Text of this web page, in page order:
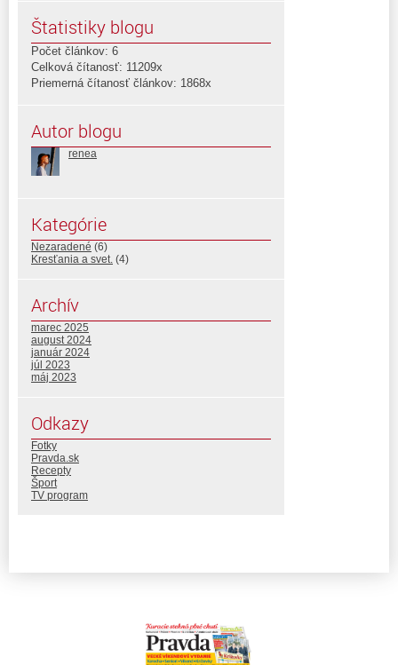
Štatistiky blogu
Počet článkov: 6
Celková čítanosť: 11209x
Priemerná čítanosť článkov: 1868x
Autor blogu
renea
Kategórie
Nezaradené (6)
Kresťania a svet. (4)
Archív
marec 2025
august 2024
január 2024
júl 2023
máj 2023
Odkazy
Fotky
Pravda.sk
Recepty
Šport
TV program